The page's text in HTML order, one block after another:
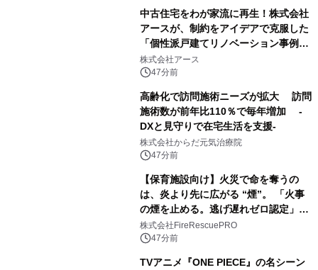
中古住宅をわが家流に再生！株式会社
アースが、制約をアイデアで克服した
「個性派戸建てリノベーション事例5
選」を公開
株式会社アース
47分前
高齢化で訪問施術ニーズが拡大 訪問
施術数が前年比110％で毎年増加 -
DXと見守りで在宅生活を支援-
株式会社からだ元気治療院
47分前
【保育施設向け】火災で命を奪うの
は、炎より先に広がる “煙”。 「火事
の煙を止める。逃げ遅れゼロ認定」提
供開始
株式会社FireRescuePRO
47分前
TVアニメ『ONE PIECE』の名シーン